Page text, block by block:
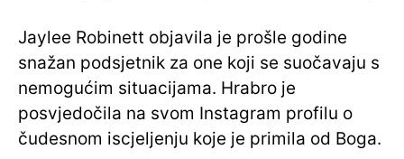
Jaylee Robinett objavila je prošle godine
snažan podsjetnik za one koji se suočavaju s
nemogućim situacijama. Hrabro je
posvjedočila na svom Instagram profilu o
čudesnom iscjeljenju koje je primila od Boga.